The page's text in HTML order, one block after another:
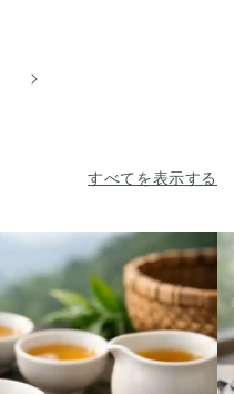
すべてを表示する